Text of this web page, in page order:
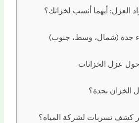
العزل: أيهما أنسب لخزانك؟
جدة (شمال، وسط، جنوب)
حول عزل الخزانات
بجدة؟
كشف تسربات لشركة المياه؟